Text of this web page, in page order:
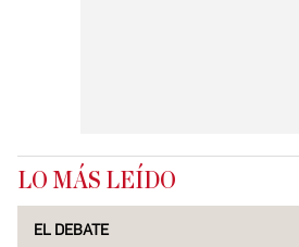
LO MÁS LEÍDO
EL DEBATE